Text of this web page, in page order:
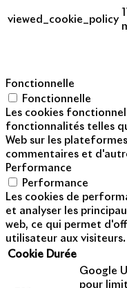
viewed_cookie_policy
Fonctionnelle
Fonctionnelle
Les cookies
fonctionnalités telles
Web sur les
commentaires et
Performance
Performance
Les cookies de
et analyser les
web, ce qui permet
utilisateur aux visiteurs.
Cookie Durée
Google
pour